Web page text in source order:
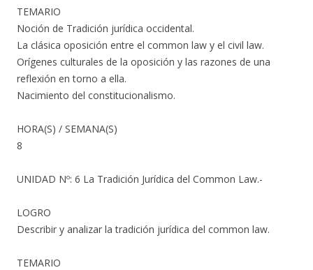
TEMARIO
Noción de Tradición jurídica occidental.
La clásica oposición entre el common law y el civil law.
Orígenes culturales de la oposición y las razones de una
reflexión en torno a ella.
Nacimiento del constitucionalismo.
HORA(S) / SEMANA(S)
8
UNIDAD Nº: 6 La Tradición Jurídica del Common Law.-
LOGRO
Describir y analizar la tradición jurídica del common law.
TEMARIO